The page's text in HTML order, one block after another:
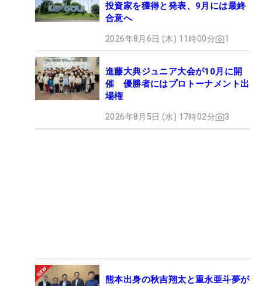
投資家を獲得と発表、9月には最終
合意へ
2026年8月6日 (木) 11時00分 1
進藤大典ジュニア大会が10月に開
催 優勝者にはプロトーナメント出
場権
2026年8月5日 (水) 17時02分 3
熊本出身の秋吉翔太と重永亜斗夢が